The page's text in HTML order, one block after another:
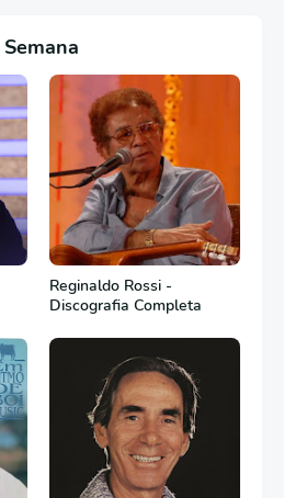
Reginaldo Rossi -
Discografia Completa